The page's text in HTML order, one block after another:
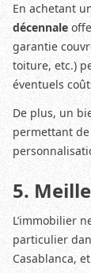
En achetant
décennale
garantie
toiture, etc.)
éventuels
De plus, un
permettant de
5.
L’immobilier
particulier
Casablanca,